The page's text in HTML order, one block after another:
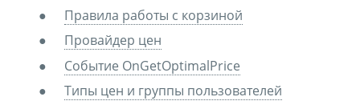
Правила работы с корзиной
Провайдер цен
Событие OnGetOptimalPrice
Типы цен и группы пользователей